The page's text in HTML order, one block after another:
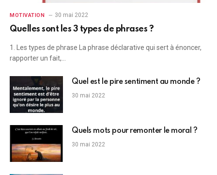
MOTIVATION 30 mai 2022
Quelles sont les 3 types de phrases ?
1. Les types de phrase La phrase déclarative qui sert à énoncer,
rapporter un fait,…
Quel est le pire sentiment au monde ?
30 mai 2022
Quels mots pour remonter le moral ?
30 mai 2022